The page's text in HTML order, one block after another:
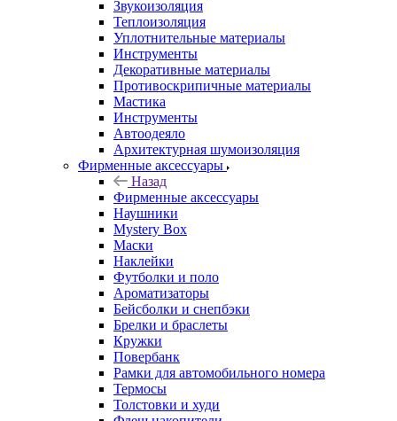
Звукоизоляция
Теплоизоляция
Уплотнительные материалы
Инструменты
Декоративные материалы
Противоскрипичные материалы
Мастика
Инструменты
Автоодеяло
Архитектурная шумоизоляция
Фирменные аксессуары
Назад
Фирменные аксессуары
Наушники
Mystery Box
Маски
Наклейки
Футболки и поло
Ароматизаторы
Бейсболки и снепбэки
Брелки и браслеты
Кружки
Повербанк
Рамки для автомобильного номера
Термосы
Толстовки и худи